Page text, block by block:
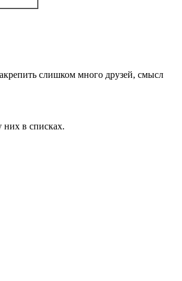
слишком много друзей, смысл
них в списках.